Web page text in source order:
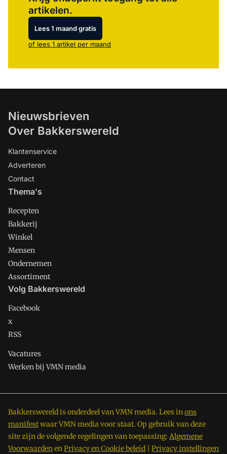
artikelen.
Lees 1 maand gratis
of lees 1 artikel per maand
Nieuwsbrieven
Over Bakkerswereld
Klantenservice
Adverteren
Contact
Thema's
Recepten
Bakkerij
Winkel
Mensen
Ondernemen
Assortiment
Volg Bakkerswereld
Facebook
x
RSS
Vacatures
Werken bij VMN media
Bakkerswereld is onderdeel van VMN media. Lees inons
manifestwaar VMN media voor staat. Op gebruik van deze
site zijn de volgende regelingen van toepassing: Algemene
VoorwaardenenPrivacy en Cookie beleid Privacy instellingen